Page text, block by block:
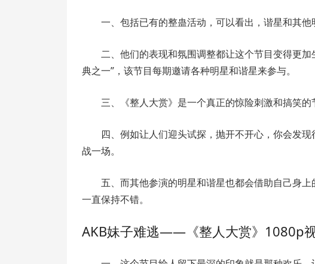
一、包括已有的整蛊活动，可以看出，谐星和其他
二、他们的表现和氛围调整都让这个节目变得更
典之一”，该节目每期邀请各种明星和谐星来参与。
三、《整人大赏》是一个真正的惊险刺激和搞笑
四、例如让人们迎头试探，抛开不开心，你会发
战一场。
五、而其他参演的明星和谐星也都会借助自己身
一直保持不错。
AKB妹子难逃——《整人大赏》1080p